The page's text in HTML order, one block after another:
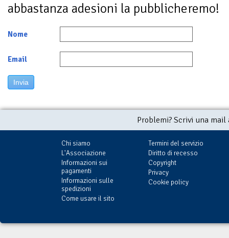
abbastanza adesioni la pubblicheremo!
Nome
Email
Invia
Problemi? Scrivi una
Chi siamo
L'Associazione
Informazioni sui
pagamenti
Informazioni sulle
spedizioni
Come usare il sito
Termini del servizio
Diritto di recesso
Copyright
Privacy
Cookie policy